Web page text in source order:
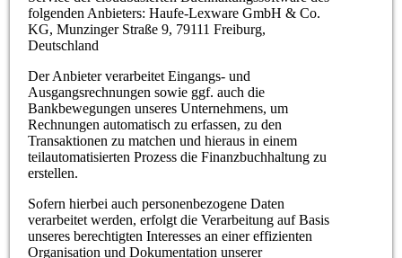
folgenden Anbieters: Haufe-Lexware GmbH & Co.
KG, Munzinger Straße 9, 79111 Freiburg,
Deutschland
Der Anbieter verarbeitet Eingangs- und
Ausgangsrechnungen sowie ggf. auch die
Bankbewegungen unseres Unternehmens, um
Rechnungen automatisch zu erfassen, zu den
Transaktionen zu matchen und hieraus in einem
teilautomatisierten Prozess die Finanzbuchhaltung zu
erstellen.
Sofern hierbei auch personenbezogene Daten
verarbeitet werden, erfolgt die Verarbeitung auf Basis
unseres berechtigten Interesses an einer effizienten
Organisation und Dokumentation unserer